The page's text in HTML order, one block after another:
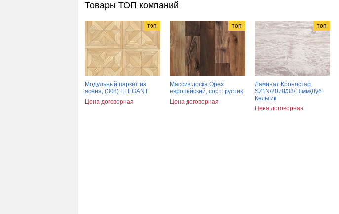
Товары ТОП компаний
топ
Модульный паркет из
ясеня, (308) ELEGANT
Цена договорная
топ
Массив доска Орех
европейский, сорт: рустик
Цена договорная
топ
Ламинат Кроностар.
SZ1N/2078/33/10мм/Дуб
Кельтик
Цена договорная